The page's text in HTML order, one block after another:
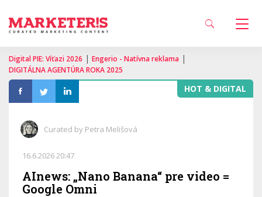
Digital PIE: Víťazi 2026 | Engerio - Natívna reklama |
DIGITÁLNA AGENTÚRA ROKA 2025
HOT & DIGITAL
Curated by Petra Melišová
16.6.2026 20:47
AInews: „Nano Banana“ pre video =
Google Omni